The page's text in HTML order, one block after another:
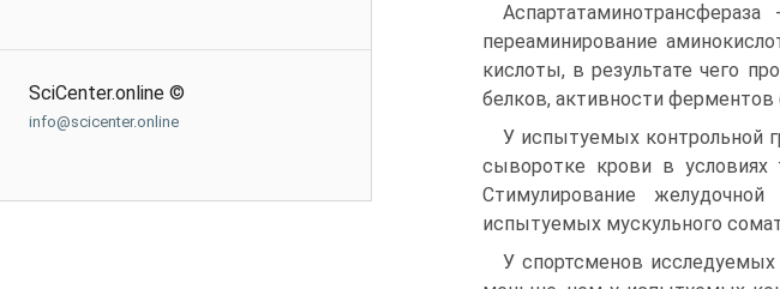
SciCenter.online ©
info@scicenter.online
переаминирование
кислоты, в результате чего
белков, активности
У испытуемых контрольной
сыворотке крови в
Стимулирование
испытуемых мускульного
У спортсменов